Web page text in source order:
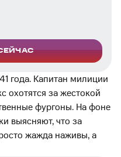
года. Капитан милиции
охотятся за жестокой
фургоны. На фоне
выясняют, что за
жажда наживы, а